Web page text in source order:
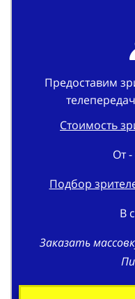
Предоставим
Стоимость
От
Подбор
В
Заказать